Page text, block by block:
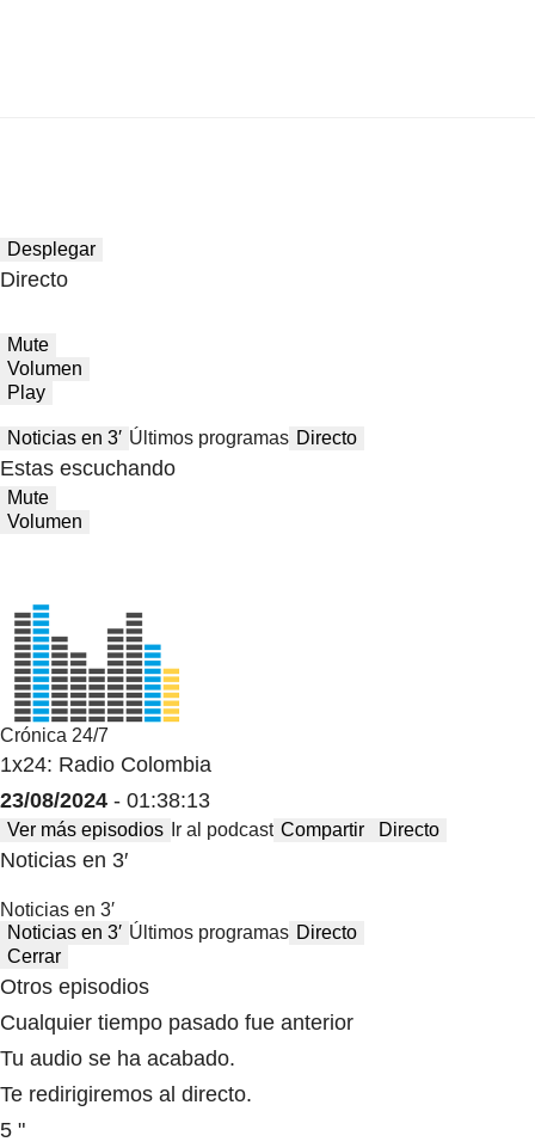
Desplegar
Directo
Mute
Volumen
Play
Noticias en 3′ Últimos programas Directo
Estas escuchando
Mute
Volumen
Crónica 24/7
1x24: Radio Colombia
23/08/2024 - 01:38:13
Ver más episodios Ir al podcast Compartir Directo
Noticias en 3′
Noticias en 3′
Noticias en 3′ Últimos programas Directo
Cerrar
Otros episodios
Cualquier tiempo pasado fue anterior
Tu audio se ha acabado.
Te redirigiremos al directo.
5 "